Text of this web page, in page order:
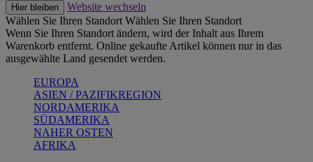
Hier bleiben
Website wechseln
Wählen Sie Ihren Standort Wählen Sie Ihren Standort
Wenn Sie Ihren Standort ändern, wird der Inhalt aus Ihrem
Warenkorb entfernt. Online gekaufte Artikel können nur in das
ausgewählte Land gesendet werden.
EUROPA
ASIEN / PAZIFIKREGION
NORDAMERIKA
SÜDAMERIKA
NAHER OSTEN
AFRIKA